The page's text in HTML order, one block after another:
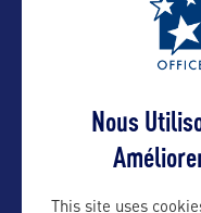
Nous
This site uses